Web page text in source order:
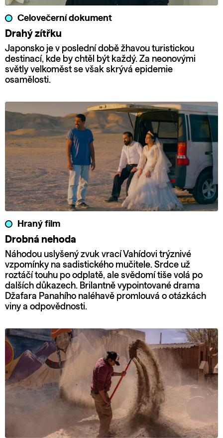
Celovečerní dokument
Drahý zítřku
Japonsko je v poslední době žhavou turistickou
destinací, kde by chtěl být každý. Za neonovými
světly velkoměst se však skrývá epidemie
osamělosti.
Hraný film
Drobná nehoda
Náhodou uslyšený zvuk vrací Vahídovi trýznivé
vzpomínky na sadistického mučitele. Srdce už
roztáčí touhu po odplatě, ale svědomí tiše volá po
dalších důkazech. Brilantně vypointované drama
Džafara Panahího naléhavě promlouvá o otázkách
viny a odpovědnosti.